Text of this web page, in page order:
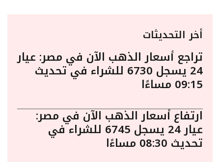
أخر التحديثات
تراجع أسعار الذهب الآن في مصر: عيار
24 يسجل 6730 للشراء في تحديث
09:15 مساءًا
ارتفاع أسعار الذهب الآن في مصر:
عيار 24 يسجل 6745 للشراء في
تحديث 08:30 مساءًا